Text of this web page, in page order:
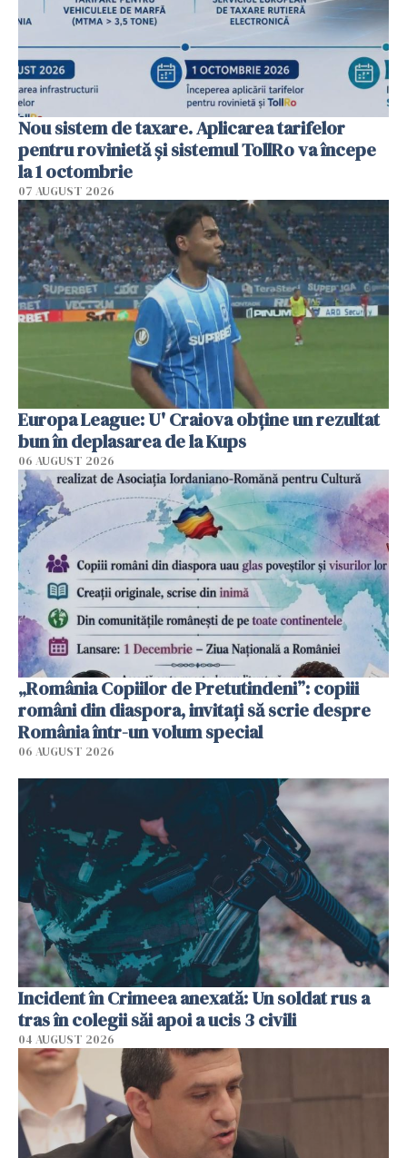
Nou sistem de taxare. Aplicarea tarifelor
pentru rovinietă şi sistemul TollRo va începe
la 1 octombrie
07 AUGUST 2026
Europa League: U' Craiova obține un rezultat
bun în deplasarea de la Kups
06 AUGUST 2026
„România Copiilor de Pretutindeni”: copiii
români din diaspora, invitați să scrie despre
România într-un volum special
06 AUGUST 2026
Incident în Crimeea anexată: Un soldat rus a
tras în colegii săi apoi a ucis 3 civili
04 AUGUST 2026